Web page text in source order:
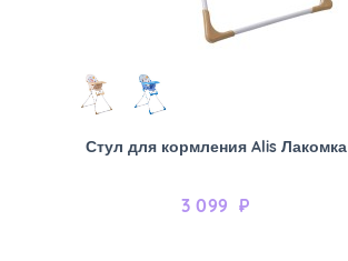
Стул для кормления Alis Лакомка
3 099 ₽